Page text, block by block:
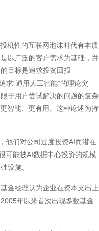
机性的互联网泡沫时代有本质
以广泛的客户需求为基础，并
目标是追求投资回报
求“通用人工智能”的理论突
于用户尝试解决的问题的复杂
智能、更有用。这种论述为持
他们对公司过度投资AI而潜在
可能被AI数据中心投资的规模
设施。
金经理认为企业在资本支出上
年以来首次出现多数基金